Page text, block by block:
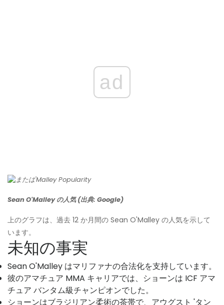
ad
Sean O'Malley の人気 (出典: Google)
上のグラフは、過去 12 か月間の Sean O'Malley の人気を示して
います。
未知の事実
Sean O'Malley はマリファナの合法化を支持しています。
彼のアマチュア MMA キャリアでは、ショーンは ICF アマ
チュア バンタム級チャンピオンでした。
ショーンはブラジリアン柔術の茶帯で、アウグスト 'タン